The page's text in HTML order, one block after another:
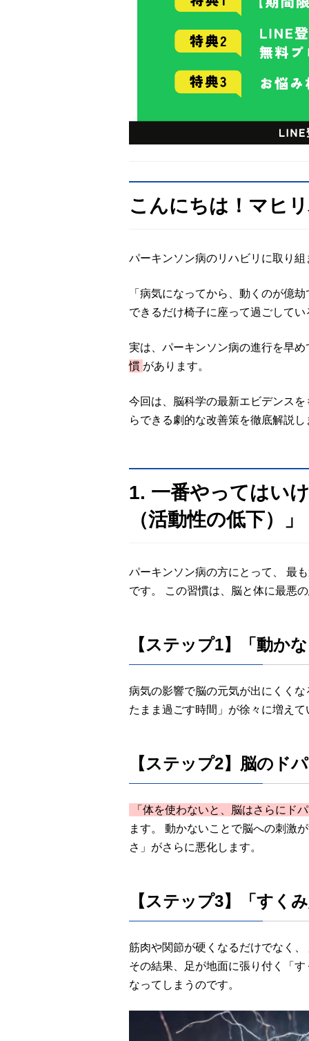
こんにちは！マヒ
パーキンソン病のリハビリに取り
「病気になってから、動くのが億
できるだけ椅子に座って過ごして
実は、パーキンソン病の進行を早
慣 があります。
今回は、脳科学の最新エビデンス
らできる劇的な改善策を徹底解説し
1. 一番やってはい
（活動性の低下）」
パーキンソン病の方にとって、 最
です。 この習慣は、脳と体に最悪
【ステップ1】「動か
病気の影響で脳の元気が出にくく
たまま過ごす時間」が徐々に増え
【ステップ2】脳のド
「体を使わないと、脳はさらにド
ます。 動かないことで脳への刺激
さ」がさらに悪化します。
【ステップ3】「すく
筋肉や関節が硬くなるだけでなく
その結果、足が地面に張り付く「
なってしまうのです。